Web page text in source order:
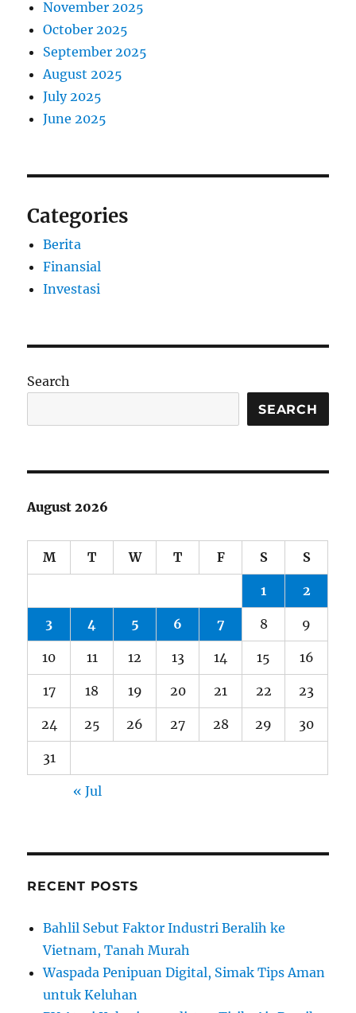
November 2025
October 2025
September 2025
August 2025
July 2025
June 2025
Categories
Berita
Finansial
Investasi
Search
SEARCH
August 2026
M T W T F S S
1 2
3 4 5 6 7 8 9
10 11 12 13 14 15 16
17 18 19 20 21 22 23
24 25 26 27 28 29 30
31
« Jul
RECENT POSTS
Bahlil Sebut Faktor Industri Beralih ke
Vietnam, Tanah Murah
Waspada Penipuan Digital, Simak Tips Aman
untuk Keluhan